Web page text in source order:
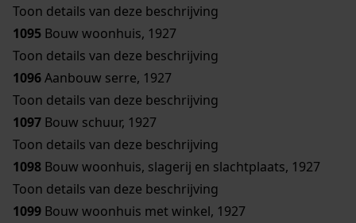
Toon details van deze beschrijving
1095 Bouw woonhuis, 1927
Toon details van deze beschrijving
1096Aanbouw serre, 1927
Toon details van deze beschrijving
1097 Bouw schuur, 1927
Toon details van deze beschrijving
1098 Bouw woonhuis, slagerij en slachtplaats, 1927
Toon details van deze beschrijving
1099 Bouw woonhuis met winkel, 1927